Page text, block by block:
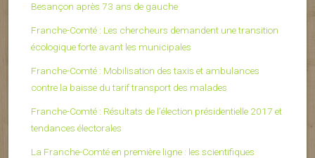
Besançon après 73 ans de gauche
Franche-Comté : Les chercheurs demandent une transition
écologique forte avant les municipales
Franche-Comté : Mobilisation des taxis et ambulances
contre la baisse du tarif transport des malades
Franche-Comté : Résultats de l’élection présidentielle 2017 et
tendances électorales
La Franche-Comté en première ligne : les scientifiques